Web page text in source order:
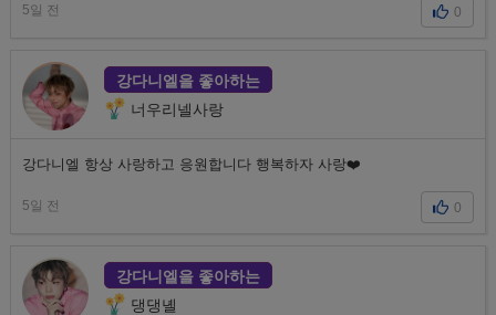
5일 전 0
강다니엘을 좋아하는
너우리넬사랑
강다니엘 항상 사랑하고 응원합니다 행복하자 사랑❤️
5일 전 0
강다니엘을 좋아하는
댕댕녤